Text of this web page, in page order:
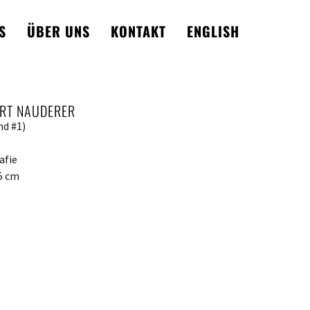
ÜBER UNS KONTAKT ENGLISH
NAUDERER
#1)
cm